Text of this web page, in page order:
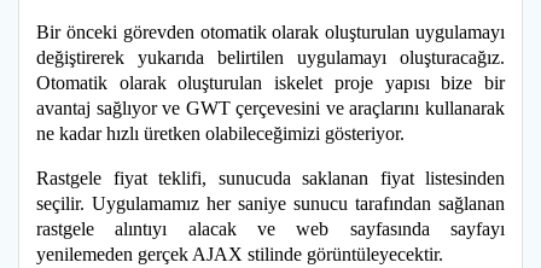
Bir önceki görevden otomatik olarak oluşturulan uygulamayı
değiştirerek yukarıda belirtilen uygulamayı oluşturacağız.
Otomatik olarak oluşturulan iskelet proje yapısı bize bir
avantaj sağlıyor ve GWT çerçevesini ve araçlarını kullanarak
ne kadar hızlı üretken olabileceğimizi gösteriyor.
Rastgele fiyat teklifi, sunucuda saklanan fiyat listesinden
seçilir. Uygulamamız her saniye sunucu tarafından sağlanan
rastgele alıntıyı alacak ve web sayfasında sayfayı
yenilemeden gerçek AJAX stilinde görüntüleyecektir.